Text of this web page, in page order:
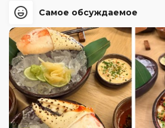
Самое обсуждаемое